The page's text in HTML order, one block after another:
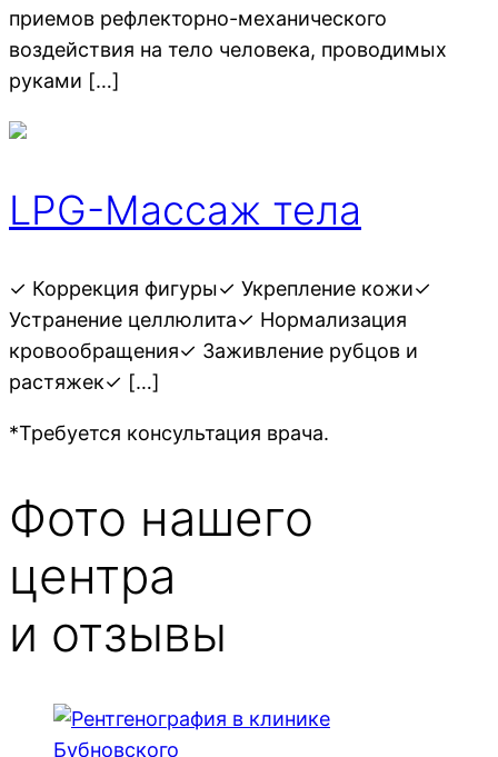
приемов рефлекторно-механического
воздействия на тело человека, проводимых
руками […]
LPG-Массаж тела
✓ Коррекция фигуры✓ Укрепление кожи✓
Устранение целлюлита✓ Нормализация
кровообращения✓ Заживление рубцов и
растяжек✓ […]
*Требуется консультация врача.
Фото нашего
центра
и отзывы